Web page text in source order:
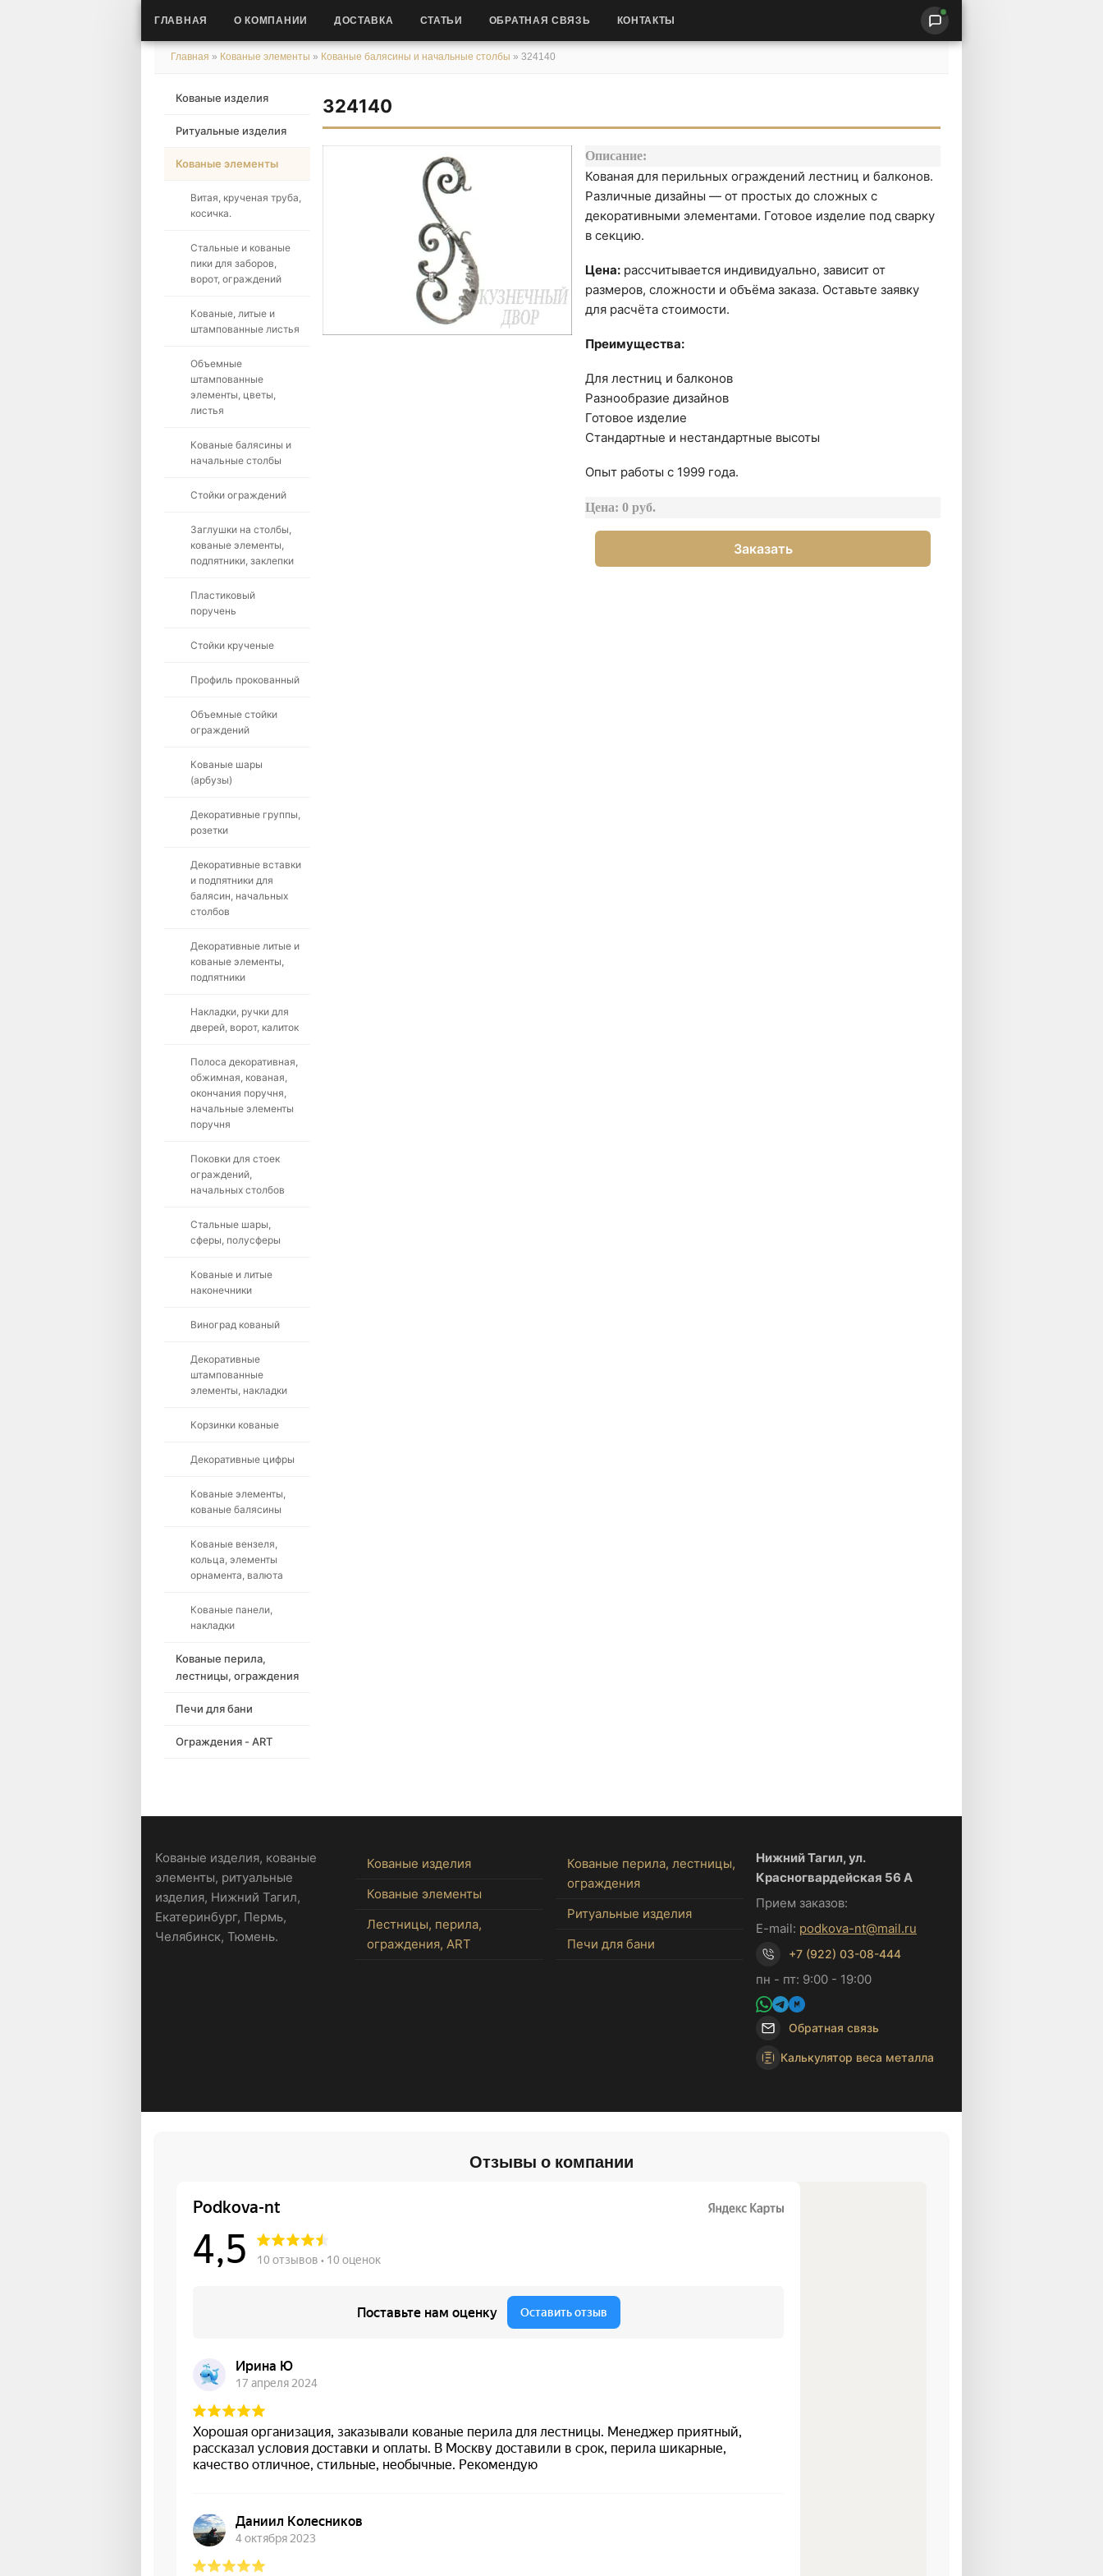
ГЛАВНАЯ О КОМПАНИИ ДОСТАВКА СТАТЬИ ОБРАТНАЯ СВЯЗЬ КОНТАКТЫ
Главная » Кованые элементы » Кованые балясины и начальные столбы » 324140
Кованые изделия
Ритуальные изделия
Кованые элементы
Витая, крученая труба,
косичка.
Стальные и кованые
пики для заборов,
ворот, ограждений
Кованые, литые и
штампованные листья
Объемные
штампованные
элементы, цветы,
листья
Кованые балясины и
начальные столбы
Стойки ограждений
Заглушки на столбы,
кованые элементы,
подпятники, заклепки
Пластиковый
поручень
Стойки крученые
Профиль прокованный
Объемные стойки
ограждений
Кованые шары
(арбузы)
Декоративные группы,
розетки
Декоративные вставки
и подпятники для
балясин, начальных
столбов
Декоративные литые и
кованые элементы,
подпятники
Накладки, ручки для
дверей, ворот, калиток
Полоса декоративная,
обжимная, кованая,
окончания поручня,
начальные элементы
поручня
Поковки для стоек
ограждений,
начальных столбов
Стальные шары,
сферы, полусферы
Кованые и литые
наконечники
Виноград кованый
Декоративные
штампованные
элементы, накладки
Корзинки кованые
Декоративные цифры
Кованые элементы,
кованые балясины
Кованые вензеля,
кольца, элементы
орнамента, валюта
Кованые панели,
накладки
Кованые перила,
лестницы, ограждения
Печи для бани
Ограждения - ART
324140
Описание:
Кованая для перильных ограждений лестниц и балконов.
Различные дизайны — от простых до сложных с
декоративными элементами. Готовое изделие под сварку
в секцию.
Цена: рассчитывается индивидуально, зависит от
размеров, сложности и объёма заказа. Оставьте заявку
для расчёта стоимости.
Преимущества:
Для лестниц и балконов
Разнообразие дизайнов
Готовое изделие
Стандартные и нестандартные высоты
Опыт работы с 1999 года.
Цена: 0 руб.
Заказать
Кованые изделия, кованые
элементы, ритуальные
изделия, Нижний Тагил,
Екатеринбург, Пермь,
Челябинск, Тюмень.
Кованые изделия
Кованые элементы
Лестницы, перила,
ограждения, ART
Кованые перила, лестницы,
ограждения
Ритуальные изделия
Печи для бани
Нижний Тагил, ул.
Красногвардейская 56 А
Прием заказов:
E-mail: podkova-nt@mail.ru
+7 (922) 03-08-444
пн - пт: 9:00 - 19:00
Обратная связь
Калькулятор веса металла
Отзывы о компании